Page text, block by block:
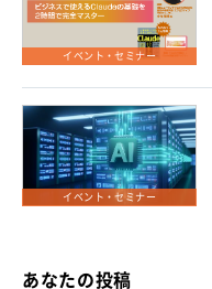
イベント・セミナー
イベント・セミナー
あなたの投稿